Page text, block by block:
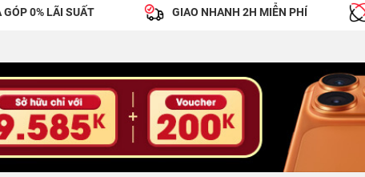
GÓP 0% LÃI SUẤT GIAO NHANH 2H MIỄN PHÍ